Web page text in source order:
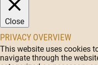
Close
PRIVACY OVERVIEW
This website uses cookies
navigate through the